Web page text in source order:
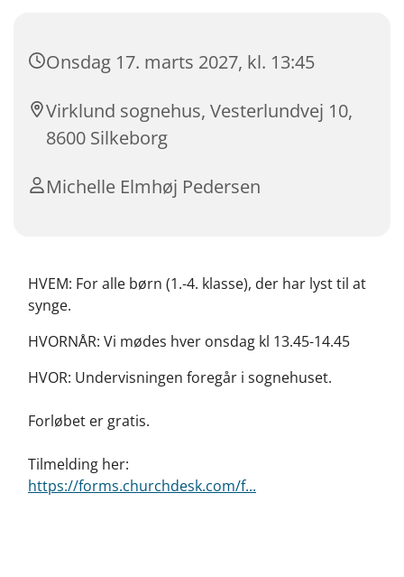
Onsdag 17. marts 2027, kl. 13:45
Virklund sognehus, Vesterlundvej 10,
8600 Silkeborg
Michelle Elmhøj Pedersen
HVEM: For alle børn (1.-4. klasse), der har lyst til at
synge.
HVORNÅR: Vi mødes hver onsdag kl 13.45-14.45
HVOR: Undervisningen foregår i sognehuset.
Forløbet er gratis.
Tilmelding her:
https://forms.churchdesk.com/f...